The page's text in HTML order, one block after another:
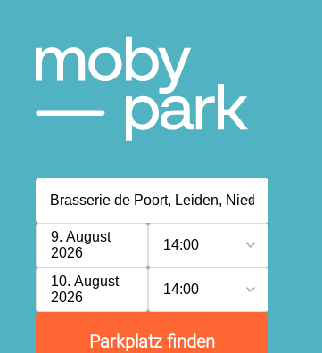
9. August
2026
14:00
10. August
2026
14:00
Parkplatz finden